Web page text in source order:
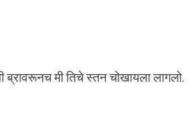
ब्रावरूनच मी तिचे स्तन चोखायला लागलो.